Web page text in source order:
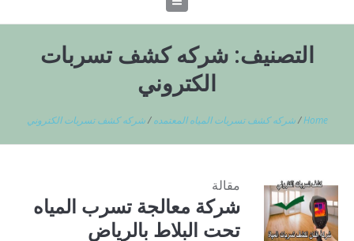
التصنيف:شركه كشف تسربات
الكتروني
Home
/شركه كشف تسربات المياه المعتمده /شركه كشف تسربات الكتروني
مقالة
شركة معالجة تسرب المياه
تحت البلاط بالرياض